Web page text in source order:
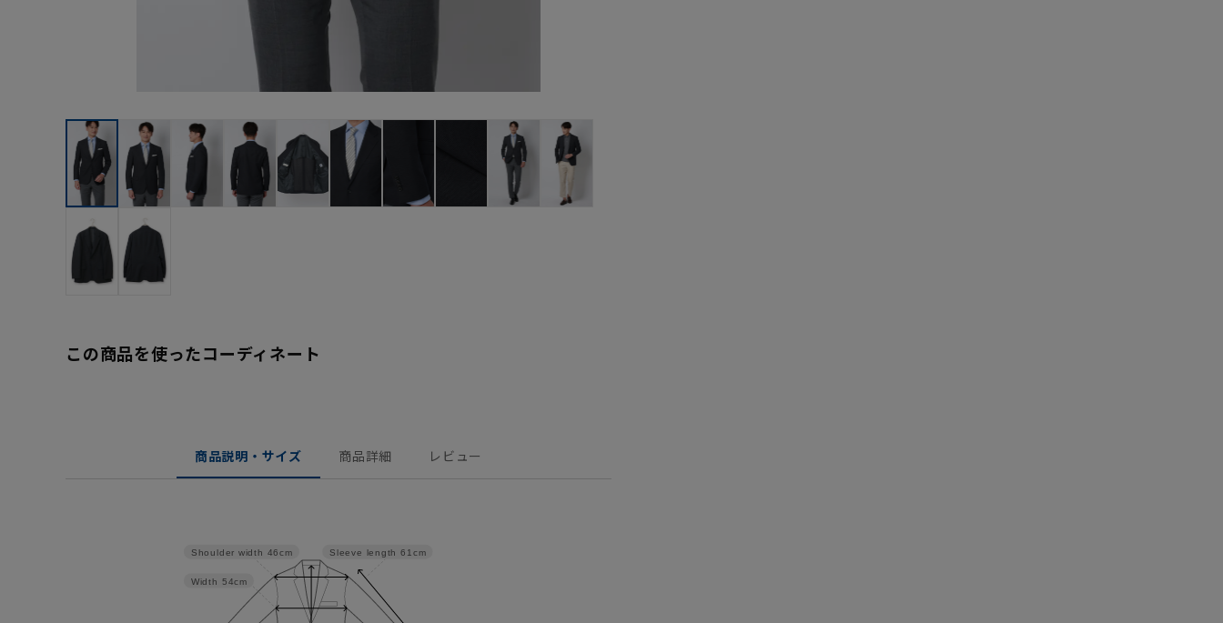
この商品を使ったコーディネート
商品説明・サイズ 商品詳細 レビュー
Sleeve length 61cm
Width 54cm
Shoulder width 46cm